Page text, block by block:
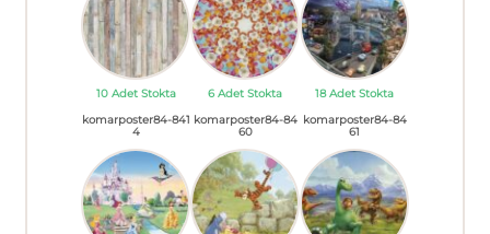
10 Adet Stokta 6 Adet Stokta
18 Adet Stokta
komarposter84-841
4
komarposter84-84
60
komarposter84-84
61